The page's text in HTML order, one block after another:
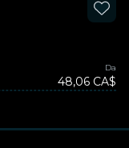
Da
48,06 CA$